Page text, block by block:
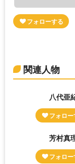
関連人物
八代亜
芳村真